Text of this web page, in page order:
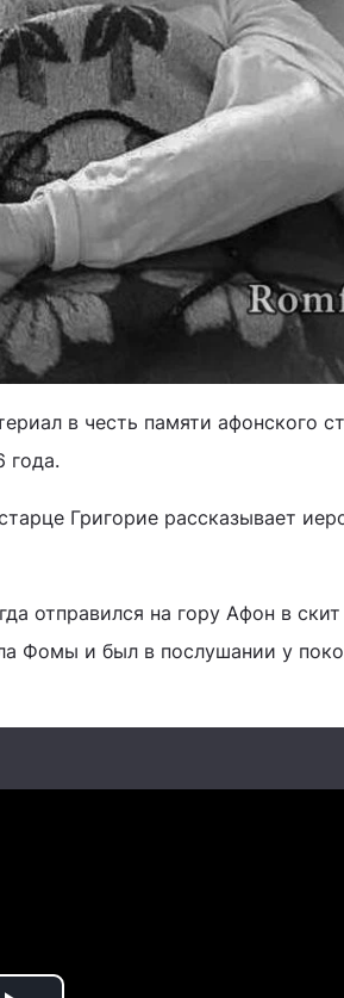
в честь памяти афонского
года.
Григорие рассказывает
отправился на гору Афон в
Фомы и был в послушании у